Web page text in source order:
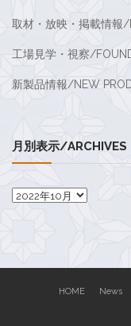
取材・放映・掲載情報/
工場見学・視察/
新製品情報/NEW
月別表示/ARCHIVES
月
HOME News